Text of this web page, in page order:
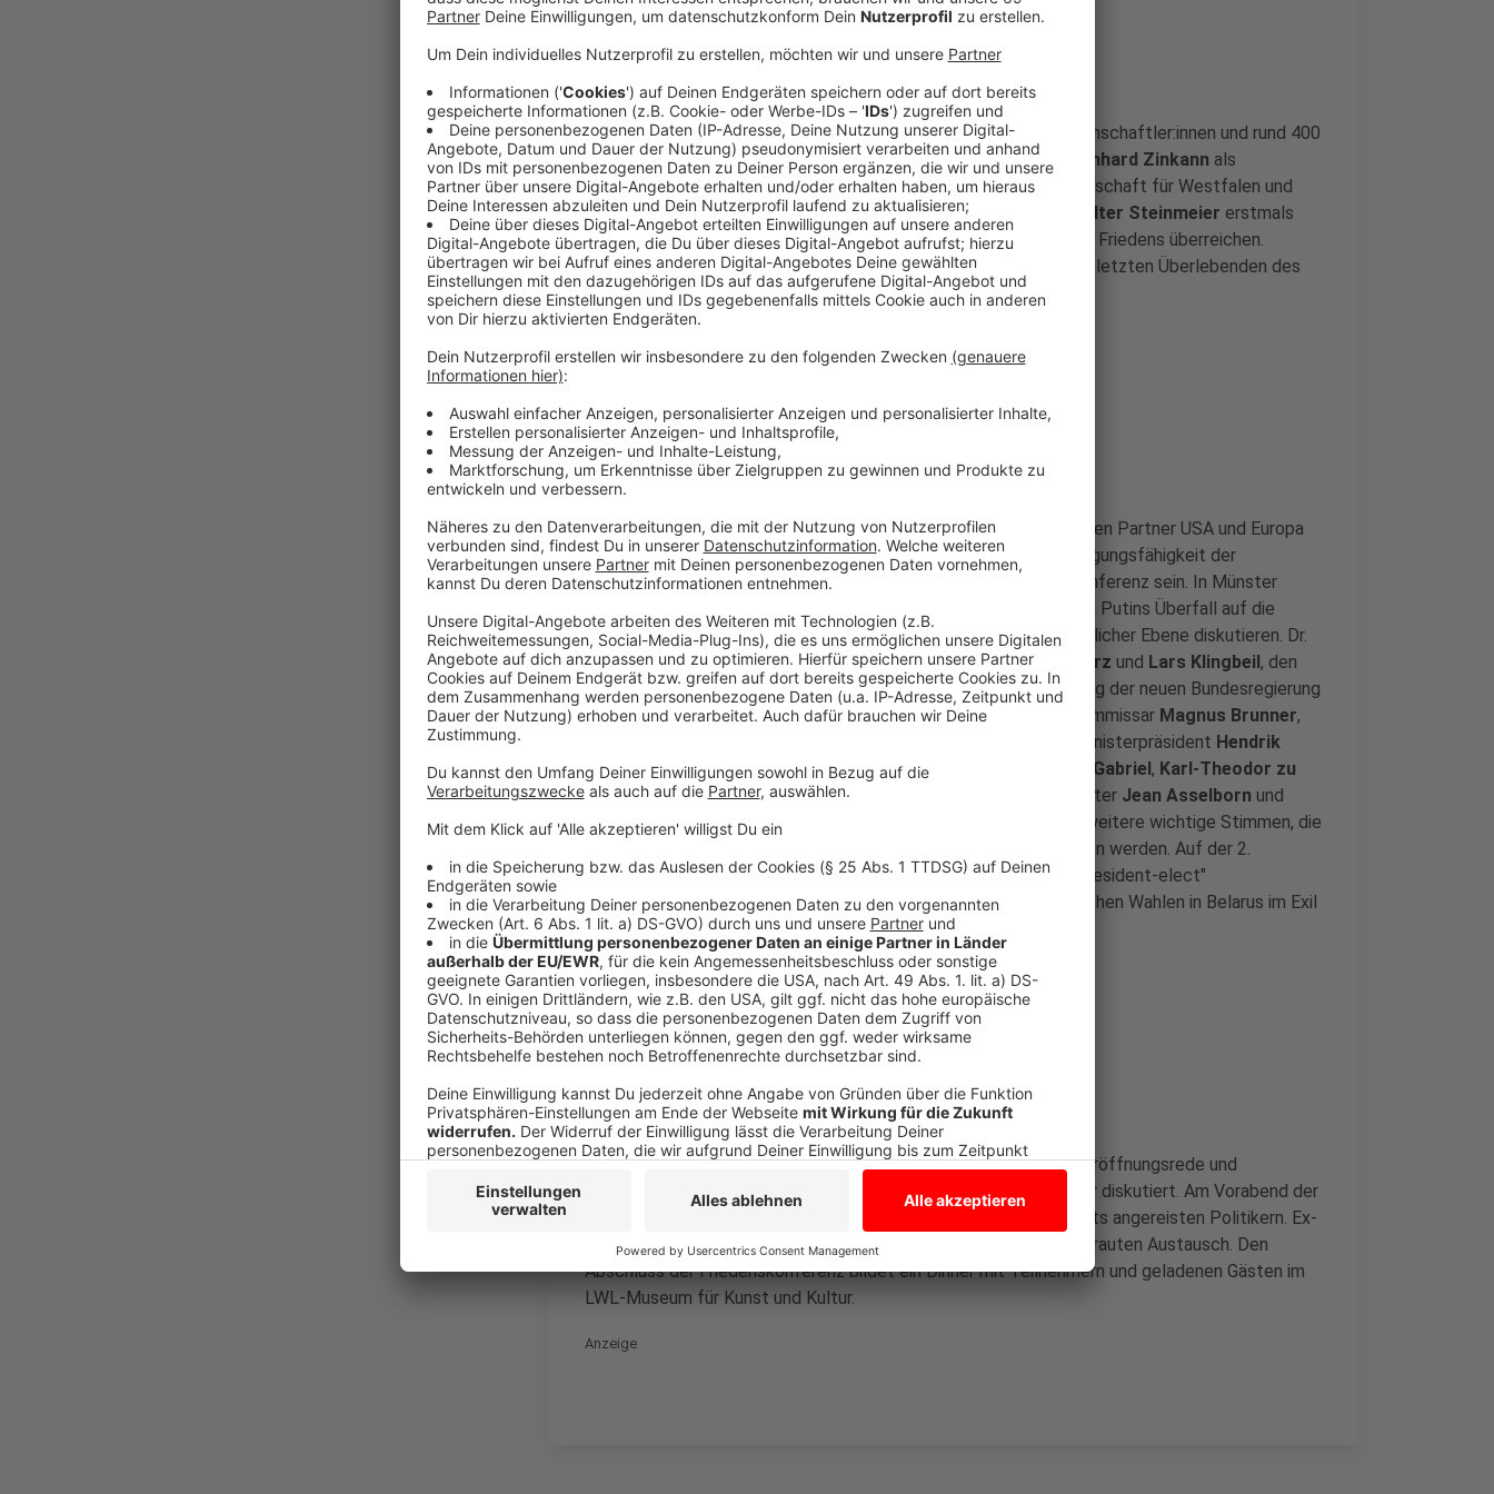
Anzeige
Zu der Konferenz reisen Politiker:innen, Unternehmer:innen, Wissenschaftler:innen und rund 400
geladene Gäste aus Europa, den USA und Deutschland an.Dr. Reinhard Zinkann als
Vorstandsvorsitzender der ausrichtenden Wirtschaftlichen Gesellschaft für Westfalen und
Lippe e. V. (WWL) wird zusammen mit Bundespräsident
Frank-Walter Steinmeier erstmals
einen Sonderpreis des Internationalen Preises des Westfälischen Friedens überreichen.
Preisträgerin ist die 103 Jahre alteMargot Friedländer
, eine der letzten Überlebenden des
vor 80 Jahren befreiten Konzentrationslagers Auschwitz.
Viel politische Prominenz im Rathaus
Anzeige
Die globale Entwicklung mit dem Auseinanderdriften der westlichen Partner USA und Europa
und die damit verbundene Stärkung einer eigenständigen Verteidigungsfähigkeit der
europäischen Staaten wird eines der wichtigsten Themen der Konferenz sein. In Münster
werden deutsche und internationale Politiker:innen die Folgen von Putins Überfall auf die
Ukraine für das westliche Bündnis auf militärischer und wirtschaftlicher Ebene diskutieren. Dr.
Reinhard Zinkann: "Wir erwarten wichtige Reden vonFriedrich Merz und Lars Klingbeil, den
beiden Vorsitzenden von CDU und SPD, die gerade über die Bildung der neuen Bundesregierung
verhandeln. BundesverteidigungsministerBoris Pistorius , EU-Kommissar Magnus Brunner,
, Nordrhein-Westfalens Ministerpräsident Hendrik
Wüst, die ehemaligen BundesministerJoschka Fischer Sigmar Gabriel, Karl-Theodor zu
Guttenberg ,Peer Steinbrücksowie Luxemburgs Ex-Außenminister Jean Asselborn und
Frankreichs frühere Verteidigungsministerin
sind weitere wichtige Stimmen, die
wir in Münster zu den aktuellen politischen Themen der Welt hören werden. Auf der 2.
Westfälischen Friedenskonferenz wird auch die belarussische "President-elect"
Swjatlana Zichanouskaja sprechen, die nach den undemokratischen Wahlen in Belarus im Exil
im Baltikum lebt.
Anzeige
Der Zeitplan
Anzeige
Die Friedenskonferenz beginnt am 4. April 2025 um 10 Uhr, nach Eröffnungsrede und
Preisverleihung werden die Themen in vier Panels bis circa 18 Uhr diskutiert. Am Vorabend der
Konferenz treffen sich erstmals Unternehmer der WWL mit bereits angereisten Politikern. Ex-
Außenminister Joschka Fischer hält die Einführungsrede zum vertrauten Austausch. Den
Abschluss der Friedenskonferenz bildet ein Dinner mit Teilnehmern und geladenen Gästen im
LWL-Museum für Kunst und Kultur.
Anzeige